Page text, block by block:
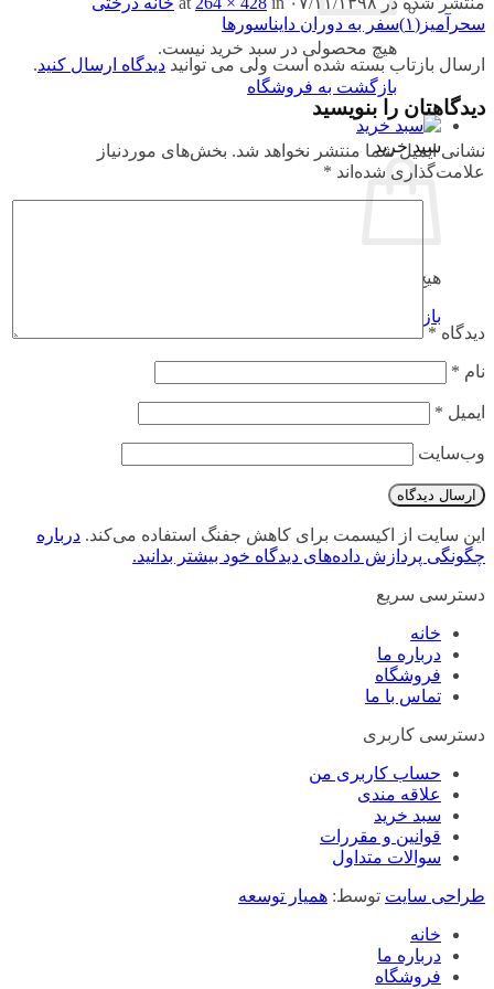
هیچ محصولی در سبد خرید نیست.
بازگشت به فروشگاه
سبد خرید
هیچ محصولی در سبد خرید نیست.
بازگشت به فروشگاه
سحرآمیز(۱)سفر به دوران دایناسورها
ارسال بازتاب بسته شده است ولی می توانید دیدگاه ارسال کنید.
دیدگاهتان را بنویسید
نشانی ایمیل شما منتشر نخواهد شد. بخش‌های موردنیاز
علامت‌گذاری شده‌اند *
دیدگاه *
نام *
ایمیل *
وب‌سایت
این سایت از اکیسمت برای کاهش جفنگ استفاده می‌کند. درباره
چگونگی پردازش داده‌های دیدگاه خود بیشتر بدانید.
دسترسی سریع
خانه
درباره ما
فروشگاه
تماس با ما
دسترسی کاربری
حساب کاربری من
علاقه مندی
سبد خرید
قوانین و مقررات
سوالات متداول
طراحی سایت توسط: همیار توسعه
خانه
درباره ما
فروشگاه